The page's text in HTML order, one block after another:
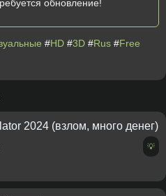
обновление!
#HD #3D #Rus #Free
2024 (взлом, много денег)
💡